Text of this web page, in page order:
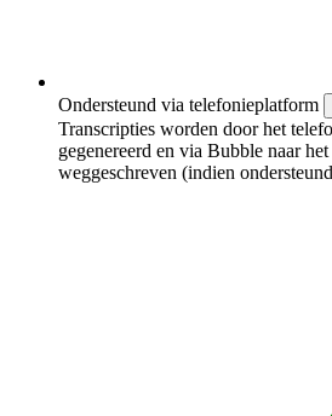
Ondersteund via telefonieplatform
Transcripties worden door het
gegenereerd en via Bubble naar
weggeschreven (indien